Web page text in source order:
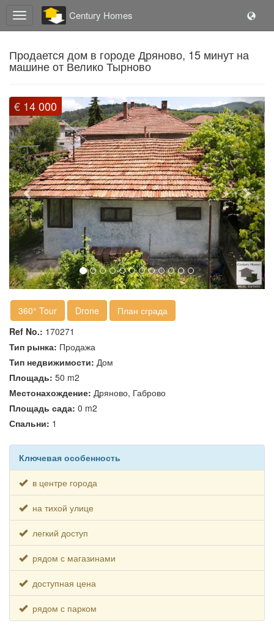
Century Homes
Продается дом в городе Дряново, 15 минут на
машине от Велико Тырново
€ 14 000
Previous Next
360° Tour Drone
План сграда
Ref No.: 170271
Тип рынка: Продажа
Тип недвижимости: Дом
Площадь: 50 m2
Местонахождение: Дряново, Габрово
Площадь сада: 0 m2
Спальни: 1
Ключевая особенность
в центре города
на тихой улице
легкий доступ
рядом с магазинами
доступная цена
рядом с парком